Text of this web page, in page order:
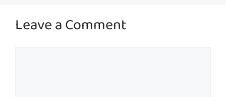
Leave a Comment